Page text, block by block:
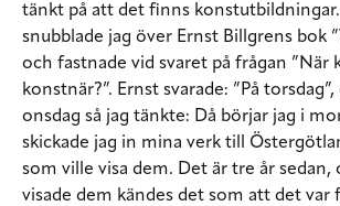
tänkt på att det finns konstutbildningar.
snubblade jag över Ernst Billgrens bok
och fastnade vid svaret på frågan ”När
konstnär?”. Ernst svarade: ”På
onsdag så jag tänkte: Då börjar jag i
skickade jag in mina verk till
som ville visa dem. Det är tre år sedan,
visade dem kändes det som att det var